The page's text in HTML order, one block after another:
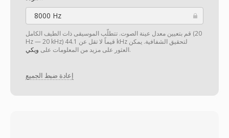
8000 Hz
قم بتعيين معدل عينة الصوت. تتطلّب الموسيقى ذات الطيف الكامل (20
Hz — 20 kHz) قيماً لا تقل عن 44.1 kHz لتحقيق الشفافية. يمكن
العثور على مزيد من المعلومات على ويكي .
إعادة ضبط الجميع